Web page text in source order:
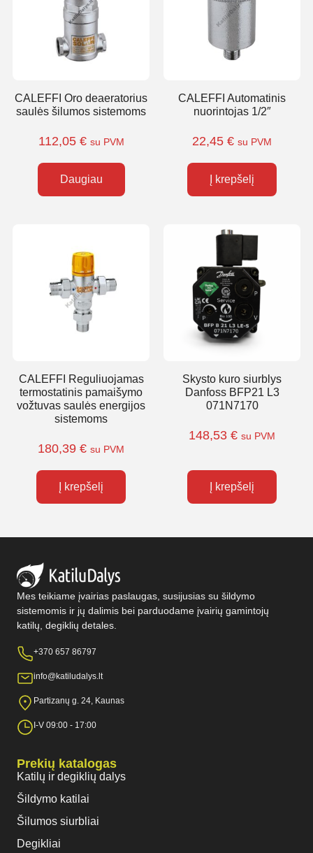
CALEFFI Oro deaeratorius
saulės šilumos sistemoms
112,05 € su PVM
Daugiau
CALEFFI Automatinis
nuorintojas 1/2″
22,45 € su PVM
Į krepšelį
CALEFFI Reguliuojamas
termostatinis pamaišymo
vožtuvas saulės energijos
sistemoms
180,39 € su PVM
Į krepšelį
Skysto kuro siurblys
Danfoss BFP21 L3
071N7170
148,53 € su PVM
Į krepšelį
Mes teikiame įvairias paslaugas, susijusias su šildymo
sistemomis ir jų dalimis bei parduodame įvairių gamintojų
katilų, degiklių detales.
+370 657 86797
info@katiludalys.lt
Partizanų g. 24, Kaunas
I-V 09:00 - 17:00
Prekių katalogas
Katilų ir degiklių dalys
Šildymo katilai
Šilumos siurbliai
Degikliai